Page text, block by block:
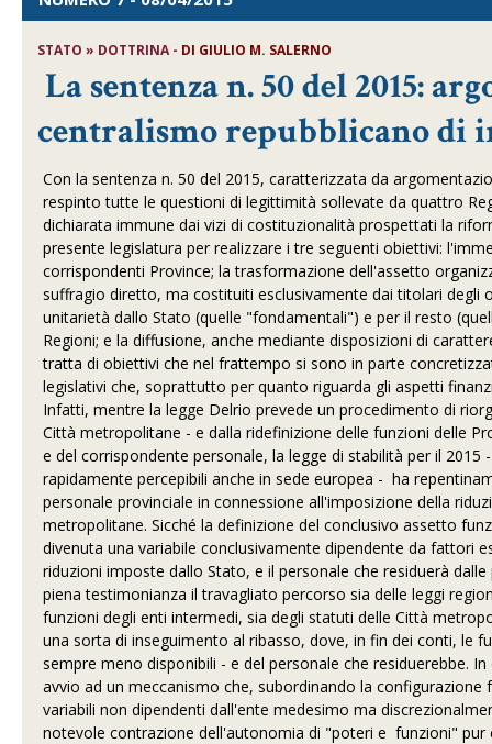
STATO » DOTTRINA - DI GIULIO M. SALERNO
La sentenza n. 50 del 2015:
centralismo repubblicano di
Con la sentenza n. 50 del 2015, caratterizzata da
respinto tutte le questioni di legittimità sollevate da quattro
dichiarata immune dai vizi di costituzionalità prospettati la
presente legislatura per realizzare i tre seguenti obiettivi:
corrispondenti Province; la trasformazione dell'assetto
suffragio diretto, ma costituiti esclusivamente dai titolari degli
unitarietà dallo Stato (quelle "fondamentali") e per il resto
Regioni; e la diffusione, anche mediante disposizioni di
tratta di obiettivi che nel frattempo si sono in parte
legislativi che, soprattutto per quanto riguarda gli aspetti
Infatti, mentre la legge Delrio prevede un procedimento di
Città metropolitane - e dalla ridefinizione delle funzioni delle
e del corrispondente personale, la legge di stabilità per il
rapidamente percepibili anche in sede europea - ha
personale provinciale in connessione all'imposizione della
metropolitane. Sicché la definizione del conclusivo assetto
divenuta una variabile conclusivamente dipendente da fattori
riduzioni imposte dallo Stato, e il personale che residuerà
piena testimonianza il travagliato percorso sia delle leggi
funzioni degli enti intermedi, sia degli statuti delle Città
una sorta di inseguimento al ribasso, dove, in fin dei conti, le
sempre meno disponibili - e del personale che residuerebbe.
avvio ad un meccanismo che, subordinando la
variabili non dipendenti dall'ente medesimo ma
notevole contrazione dell'autonomia di "poteri e funzioni"